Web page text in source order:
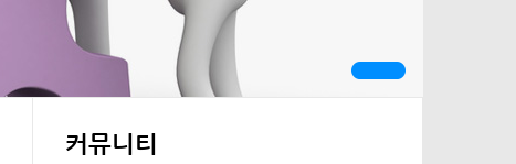
커뮤니티